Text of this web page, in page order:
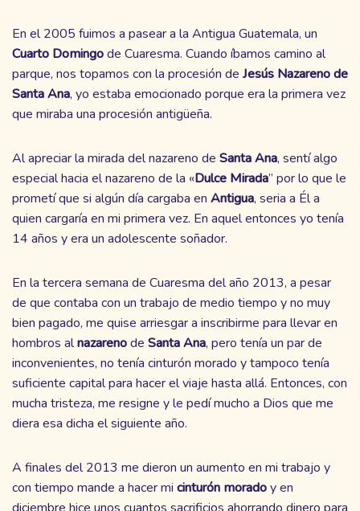
En el 2005 fuimos a pasear a la Antigua Guatemala, un
Cuarto Domingode Cuaresma. Cuando íbamos camino al
parque, nos topamos con la procesión de Jesús Nazareno de
Santa Ana, yo estaba emocionado porque era la primera vez
que miraba una procesión antigüeña.
Al apreciar la mirada del nazareno de SantaAna, sentí algo
especial hacia el nazareno de la «Dulce Mirada” por lo que le
prometí que si algún día cargaba en Antigua, seria a Él a
quien cargaría en mi primera vez. En aquel entonces yo tenía
14 años y era un adolescente soñador.
En la tercera semana de Cuaresma del año 2013, a pesar
de que contaba con un trabajo de medio tiempo y no muy
bien pagado, me quise arriesgar a inscribirme para llevar en
hombros alnazarenode SantaAna, pero tenía un par de
inconvenientes, no tenía cinturón morado y tampoco tenía
suficiente capital para hacer el viaje hasta allá. Entonces, con
mucha tristeza, me resigne y le pedí mucho a Dios que me
diera esa dicha el siguiente año.
A finales del 2013 me dieron un aumento en mi trabajo y
con tiempo mande a hacer mi cinturón moradoy en